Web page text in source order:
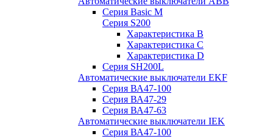
Серия Basic M
Серия S200
Характеристика B
Характеристика C
Характеристика D
Серия SH200L
Автоматические выключатели EKF
Серия ВА47-100
Серия ВА47-29
Серия ВА47-63
Автоматические выключатели IEK
Серия ВА47-100